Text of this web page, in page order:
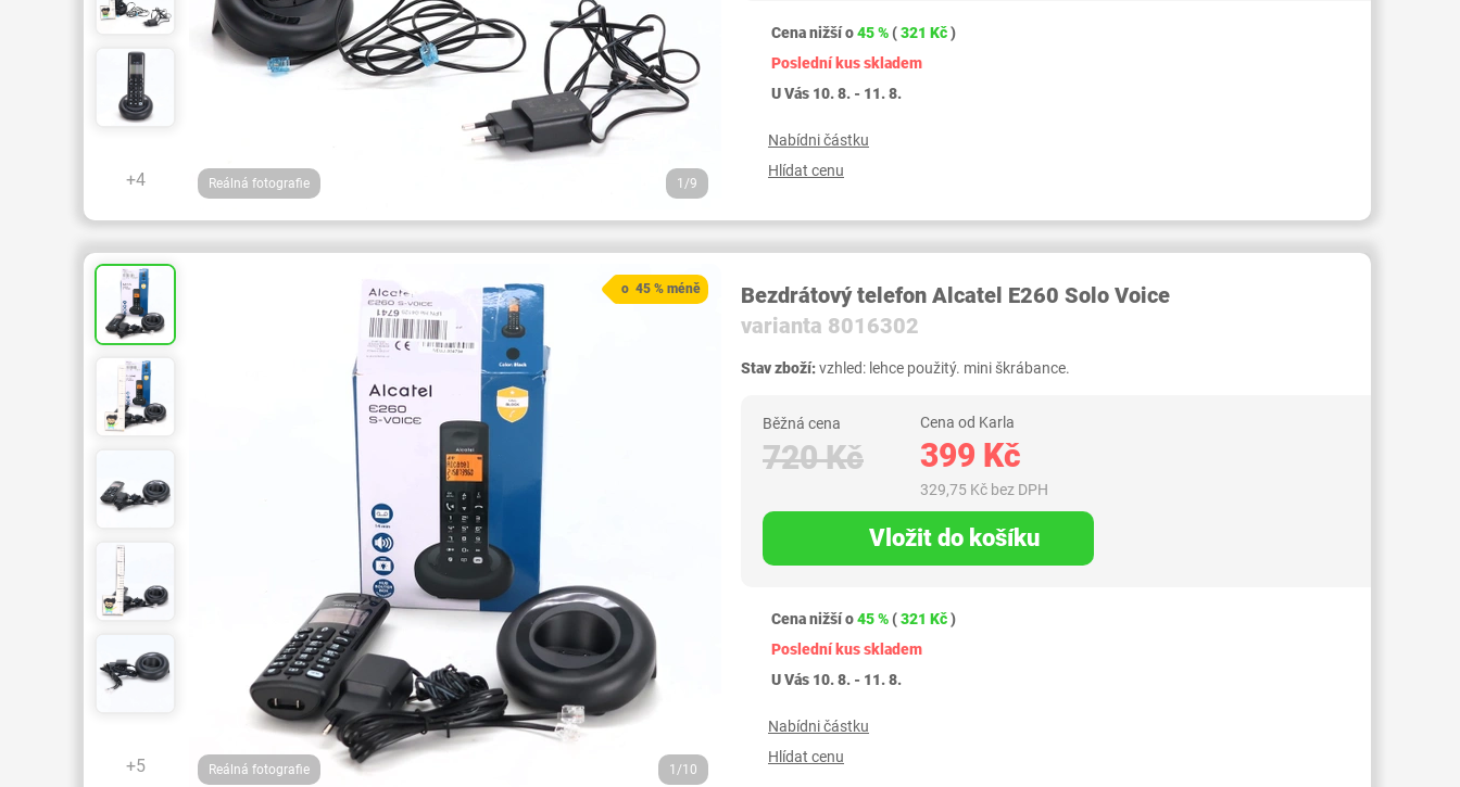
+4 Reálná fotografie 1/9
Cena nižší o45 % (321 Kč)
Poslední kus skladem
U Vás 10. 8. - 11. 8.
Nabídni částku
Hlídat cenu
+5 Reálná fotografie 1/10
o 45 % méně
Bezdrátový telefon Alcatel E260 Solo Voice
varianta 8016302
Stav zboží:vzhled: lehce použitý. mini škrábance.
Běžná cena
720 Kč
Cena od Karla
399 Kč
329,75 Kč bez DPH
Vložit do košíku
Cena nižší o45 % (321 Kč)
Poslední kus skladem
U Vás 10. 8. - 11. 8.
Nabídni částku
Hlídat cenu